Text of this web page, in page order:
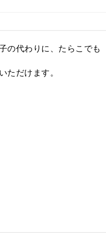
の代わりに、たらこでも
ただけます。